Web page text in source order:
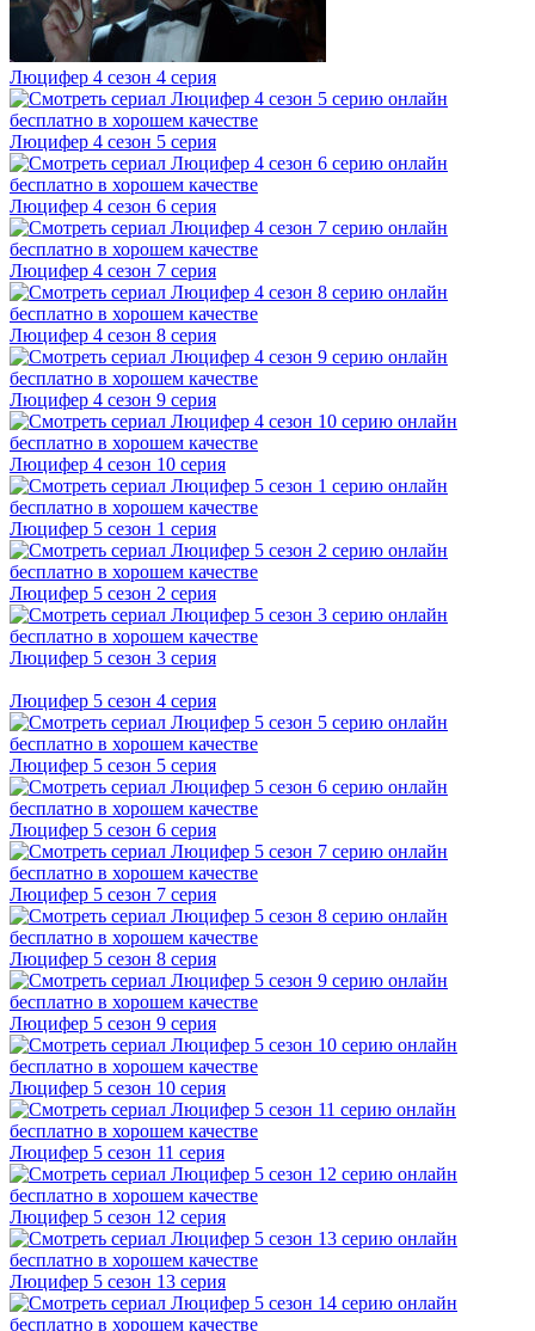
Люцифер 4 cезон 4 cерия
Люцифер 4 cезон 5 cерия
Люцифер 4 cезон 6 cерия
Люцифер 4 cезон 7 cерия
Люцифер 4 cезон 8 cерия
Люцифер 4 cезон 9 cерия
Люцифер 4 cезон 10 cерия
Люцифер 5 cезон 1 cерия
Люцифер 5 cезон 2 cерия
Люцифер 5 cезон 3 cерия
Люцифер 5 cезон 4 cерия
Люцифер 5 cезон 5 cерия
Люцифер 5 cезон 6 cерия
Люцифер 5 cезон 7 cерия
Люцифер 5 cезон 8 cерия
Люцифер 5 cезон 9 cерия
Люцифер 5 cезон 10 cерия
Люцифер 5 cезон 11 cерия
Люцифер 5 cезон 12 cерия
Люцифер 5 cезон 13 cерия